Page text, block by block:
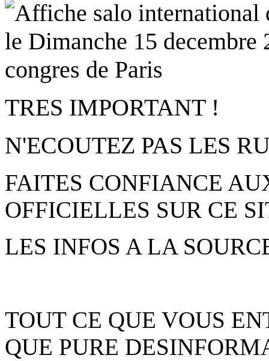
TRES IMPORTANT !
N'ECOUTEZ PAS LES
FAITES CONFIANCE
OFFICIELLES SUR CE
LES INFOS A LA
TOUT CE QUE VOUS
QUE PURE